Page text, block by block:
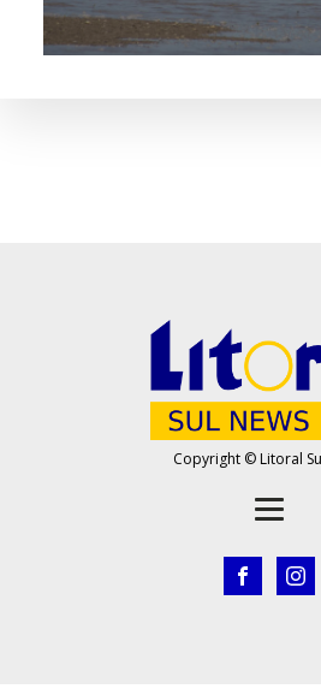
Copyright © Litoral